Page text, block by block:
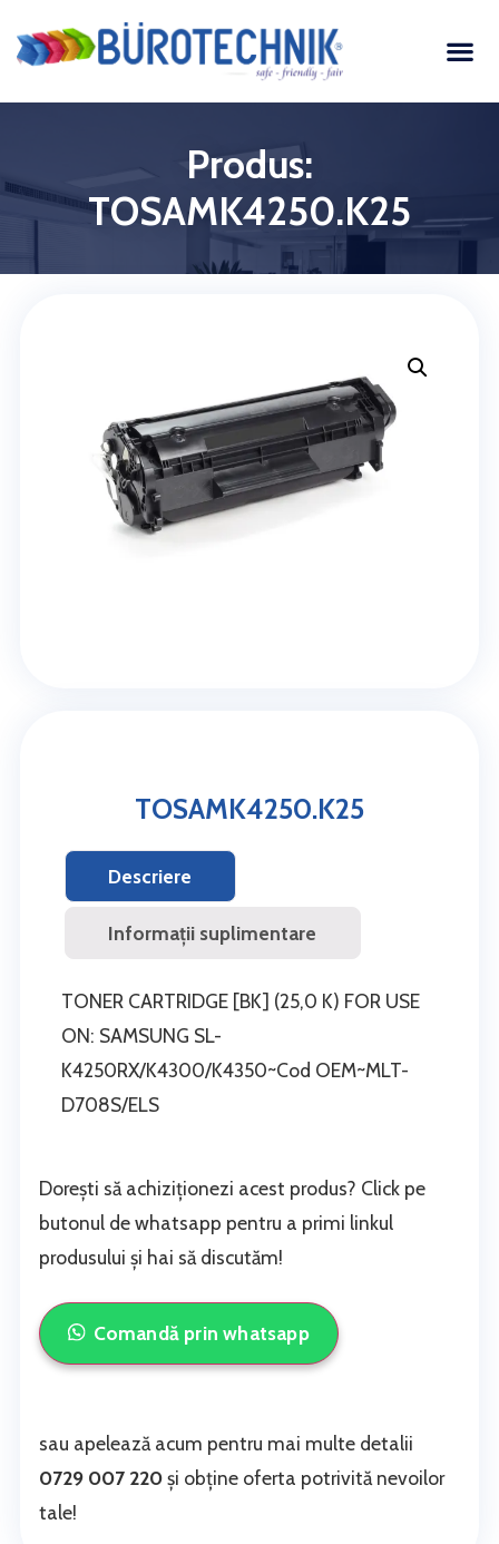
Produs:
TOSAMK4250.K25
TOSAMK4250.K25
Descriere
Informații suplimentare
TONER CARTRIDGE [BK] (25,0 K) FOR USE
ON: SAMSUNG SL-
K4250RX/K4300/K4350~Cod OEM~MLT-
D708S/ELS
Dorești să achiziționezi acest produs? Click pe
butonul de whatsapp pentru a primi linkul
produsului și hai să discutăm!
Comandă prin whatsapp
sau apelează acum pentru mai multe detalii
0729 007 220și obține oferta potrivită nevoilor
tale!